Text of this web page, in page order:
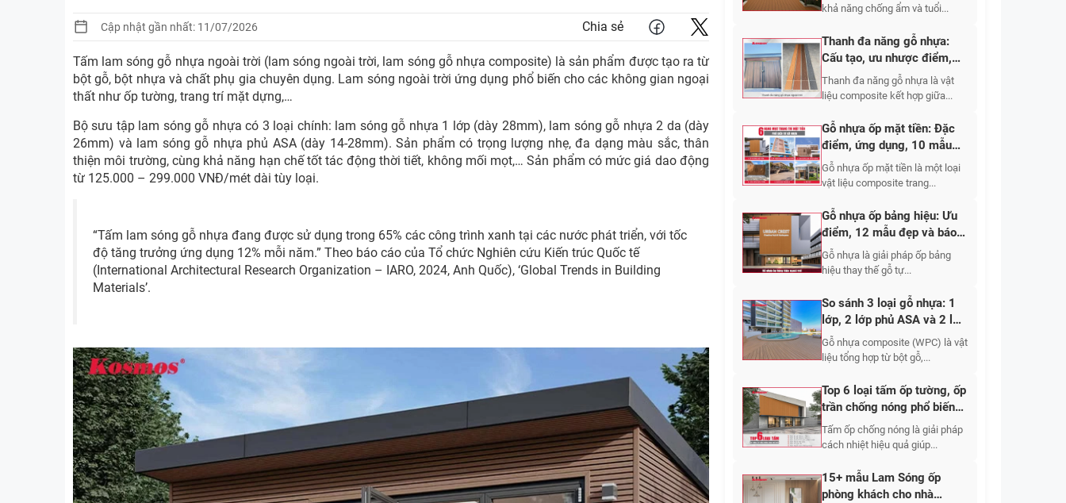
Cập nhật gần nhất: 11/07/2026 Chia sẻ
Tấm lam sóng gỗ nhựa ngoài trời (lam sóng ngoài trời, lam sóng gỗ nhựa composite) là sản phẩm được tạo ra từ
bột gỗ, bột nhựa và chất phụ gia chuyên dụng. Lam sóng ngoài trời ứng dụng phổ biến cho các không gian ngoại
thất như ốp tường, trang trí mặt dựng,…
Bộ sưu tập lam sóng gỗ nhựa có 3 loại chính: lam sóng gỗ nhựa 1 lớp (dày 28mm), lam sóng gỗ nhựa 2 da (dày
26mm) và lam sóng gỗ nhựa phủ ASA (dày 14-28mm). Sản phẩm có trọng lượng nhẹ, đa dạng màu sắc, thân
thiện môi trường, cùng khả năng hạn chế tốt tác động thời tiết, không mối mọt,… Sản phẩm có mức giá dao động
từ 125.000 – 299.000 VNĐ/mét dài tùy loại.
“Tấm lam sóng gỗ nhựa đang được sử dụng trong 65% các công trình xanh tại các nước phát triển, với tốc
độ tăng trưởng ứng dụng 12% mỗi năm.” Theo báo cáo của Tổ chức Nghiên cứu Kiến trúc Quốc tế
(International Architectural Research Organization – IARO, 2024, Anh Quốc), ‘Global Trends in Building
Materials’.
khả năng chống ẩm và tuổi...
Thanh đa năng gỗ nhựa:
Cấu tạo, ưu nhược điểm,
ứng dụng, báo giá
Thanh đa năng gỗ nhựa là vật
liệu composite kết hợp giữa...
Gỗ nhựa ốp mặt tiền: Đặc
điểm, ứng dụng, 10 mẫu
đẹp 2026
Gỗ nhựa ốp mặt tiền là một loại
vật liệu composite trang...
Gỗ nhựa ốp bảng hiệu: Ưu
điểm, 12 mẫu đẹp và báo
giá chi tiết
Gỗ nhựa là giải pháp ốp bảng
hiệu thay thế gỗ tự...
So sánh 3 loại gỗ nhựa: 1
lớp, 2 lớp phủ ASA và 2 lớp
phủ Polymer
Gỗ nhựa composite (WPC) là vật
liệu tổng hợp từ bột gỗ,...
Top 6 loại tấm ốp tường, ốp
trần chống nóng phổ biến
2026
Tấm ốp chống nóng là giải pháp
cách nhiệt hiệu quả giúp...
15+ mẫu Lam Sóng ốp
phòng khách cho nhà